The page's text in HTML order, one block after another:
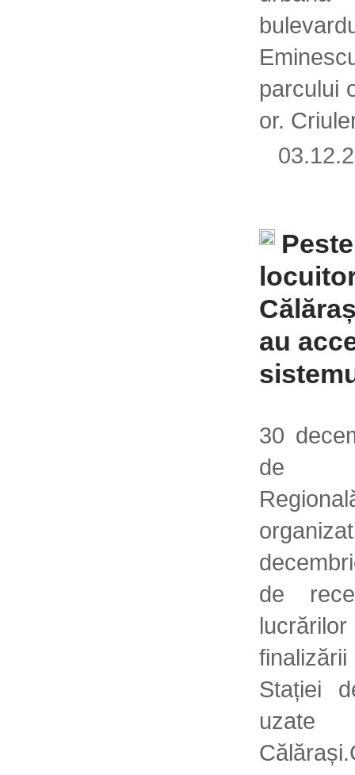
parcului
or.
au
30
de
de
Stației